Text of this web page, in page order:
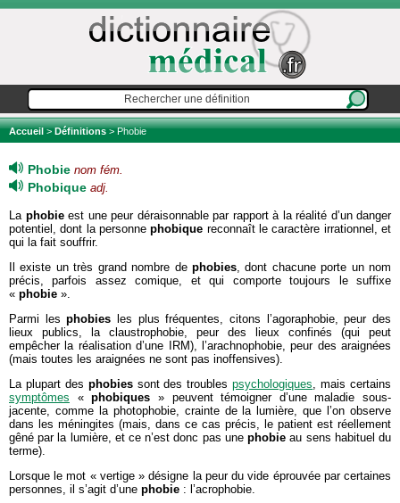
Accueil>Définitions> Phobie
Phobie nom fém.
Phobique adj.
La phobieest une peur déraisonnable par rapport à la réalité d’un danger
potentiel, dont la personnephobique reconnaît le caractère irrationnel, et
qui la fait souffrir.
Il existe un très grand nombre de phobies, dont chacune porte un nom
précis, parfois assez comique, et qui comporte toujours le suffixe
« phobie ».
Parmi lesphobies les plus fréquentes, citons l’agoraphobie, peur des
lieux publics, la claustrophobie, peur des lieux confinés (qui peut
empêcher la réalisation d’une IRM), l’arachnophobie, peur des araignées
(mais toutes les araignées ne sont pas inoffensives).
La plupart des phobiessont des troublespsychologiques, mais certains
symptômes «phobiques » peuvent témoigner d’une maladie sous-
jacente, comme la photophobie, crainte de la lumière, que l’on observe
dans les méningites (mais, dans ce cas précis, le patient est réellement
gêné par la lumière, et ce n’est donc pas unephobie au sens habituel du
terme).
Lorsque le mot « vertige » désigne la peur du vide éprouvée par certaines
personnes, il s’agit d’une phobie : l’acrophobie.